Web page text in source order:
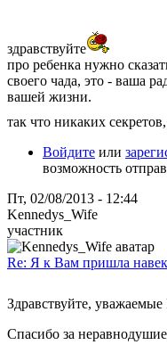
здравствуйте
про ребенка нужно
своего чада, это - ваша
вашей жизни.
так что никаких
Войдите или
возможность
Пт, 02/08/2013 - 12:44
Kennedys_Wife
участник
Re: Я к Вам пришла
Здравствуйте,
Спасибо за